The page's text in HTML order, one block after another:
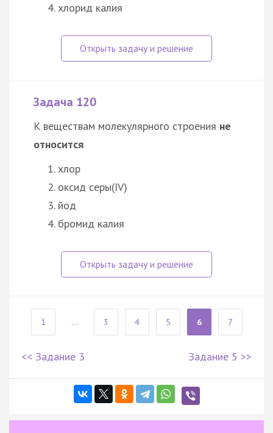
хлорид калия
Задача 120
К веществам молекулярного строения не
относится
хлор
оксид серы(IV)
йод
бромид калия
1 ... 3 4 5 6 7
<< Задание 3 Задание 5 >>